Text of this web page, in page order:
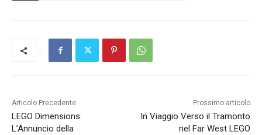
Articolo Precedente
LEGO Dimensions:
L’Annuncio della
Prossimo articolo
In Viaggio Verso il Tramonto
nel Far West LEGO